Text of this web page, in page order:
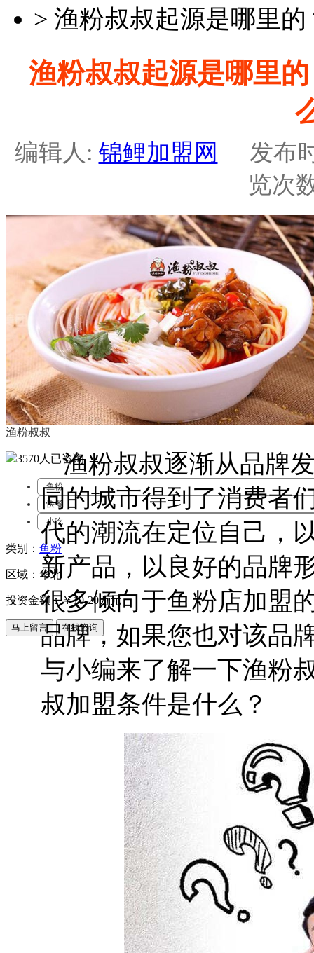
> 渔粉叔叔起源是哪里
渔粉叔叔起源是哪里
编辑人: 锦鲤加盟网
发布
览次
渔粉叔叔
3570人 已咨询
鱼粉
快餐
小吃
类别： 鱼粉
区域：华北
投资金额：￥10-20万元
渔粉叔叔逐渐从品牌
同的城市得到了消费者
代的潮流在定位自己，
新产品，以良好的品牌
很多倾向于鱼粉店加盟
品牌，如果您也对该品
与小编来了解一下渔粉
叔加盟条件是什么？